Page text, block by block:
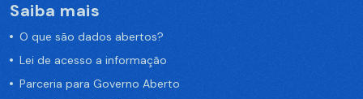
Saiba mais
O que são dados abertos?
Lei de acesso a informação
Parceria para Governo Aberto